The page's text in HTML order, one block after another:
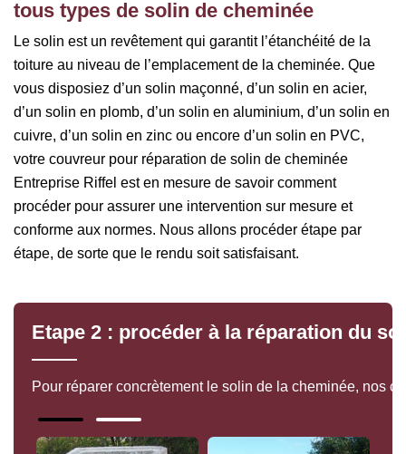
tous types de solin de cheminée
Le solin est un revêtement qui garantit l’étanchéité de la
toiture au niveau de l’emplacement de la cheminée. Que
vous disposiez d’un solin maçonné, d’un solin en acier,
d’un solin en plomb, d’un solin en aluminium, d’un solin en
cuivre, d’un solin en zinc ou encore d’un solin en PVC,
votre couvreur pour réparation de solin de cheminée
Entreprise Riffel est en mesure de savoir comment
procéder pour assurer une intervention sur mesure et
conforme aux normes. Nous allons procéder étape par
étape, de sorte que le rendu soit satisfaisant.
Etape 2 : procéder à la réparation du
Pour réparer concrètement le solin de la cheminée, nos